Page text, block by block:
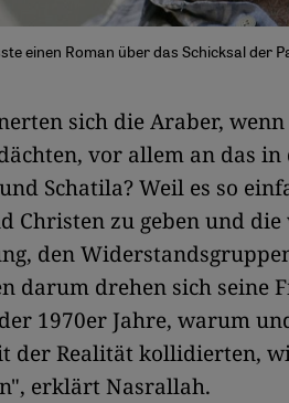
einen Roman über das Schicksal der
sich die Araber, wenn
vor allem an das in
Schatila? Weil es so
Christen zu geben und
den
darum drehen sich seine
1970er Jahre, warum
der Realität kollidierten,
erklärt Nasrallah.